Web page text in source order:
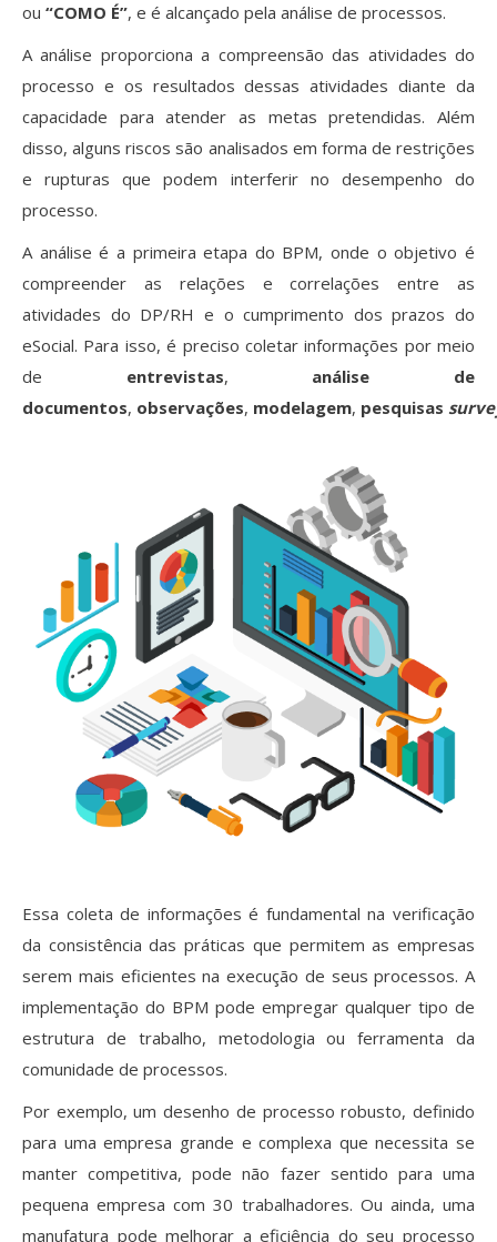
ou “COMO É”, e é alcançado pela análise de processos.
A análise proporciona a compreensão das atividades do
processo e os resultados dessas atividades diante da
capacidade para atender as metas pretendidas. Além
disso, alguns riscos são analisados em forma de restrições
e rupturas que podem interferir no desempenho do
processo.
A análise é a primeira etapa do BPM, onde o objetivo é
compreender as relações e correlações entre as
atividades do DP/RH e o cumprimento dos prazos do
eSocial. Para isso, é preciso coletar informações por meio
de entrevistas, análise de
documentos, observações, modelagem, pesquisas
Essa coleta de informações é fundamental na verificação
da consistência das práticas que permitem as empresas
serem mais eficientes na execução de seus processos. A
implementação do BPM pode empregar qualquer tipo de
estrutura de trabalho, metodologia ou ferramenta da
comunidade de processos.
Por exemplo, um desenho de processo robusto, definido
para uma empresa grande e complexa que necessita se
manter competitiva, pode não fazer sentido para uma
pequena empresa com 30 trabalhadores. Ou ainda, uma
manufatura pode melhorar a eficiência do seu processo